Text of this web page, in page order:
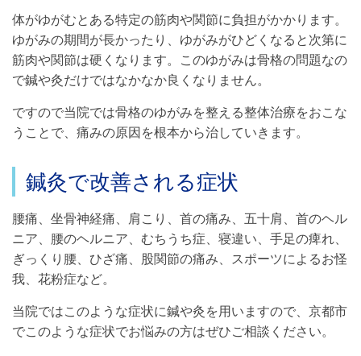
体がゆがむとある特定の筋肉や関節に負担がかかります。
ゆがみの期間が長かったり、ゆがみがひどくなると次第に
筋肉や関節は硬くなります。このゆがみは骨格の問題なの
で鍼や灸だけではなかなか良くなりません。
ですので当院では骨格のゆがみを整える整体治療をおこな
うことで、痛みの原因を根本から治していきます。
鍼灸で改善される症状
腰痛、坐骨神経痛、肩こり、首の痛み、五十肩、首のヘル
ニア、腰のヘルニア、むちうち症、寝違い、手足の痺れ、
ぎっくり腰、ひざ痛、股関節の痛み、スポーツによるお怪
我、花粉症など。
当院ではこのような症状に鍼や灸を用いますので、京都市
でこのような症状でお悩みの方はぜひご相談ください。